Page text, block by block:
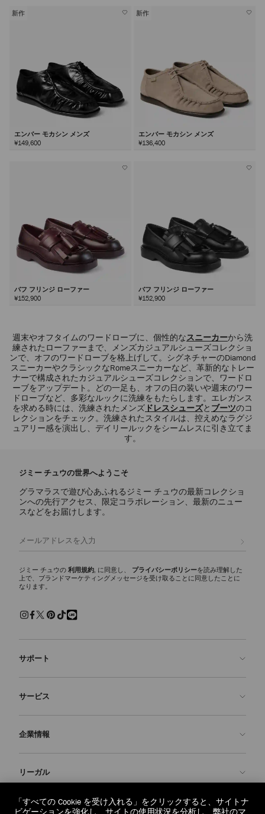
新作
エンバー モカシン メンズ
¥149,600
新作
エンバー モカシン メンズ
¥136,400
バフ フリンジ ローファー
¥152,900
バフ フリンジ ローファー
¥152,900
週末やオフタイムのワードローブに、個性的なスニーカーから洗
練されたローファーまで、メンズカジュアルシューズコレクショ
ンで、オフのワードローブを格上げして。シグネチャーのDiamond
スニーカーやクラシックなRomeスニーカーなど、革新的なトレー
ナーで構成されたカジュアルシューズコレクションで、ワードロ
ーブをアップデート。どの一足も、オフの日の装いや週末のワー
ドローブなど、多彩なルックに洗練をもたらします。エレガンス
を求める時には、洗練されたメンズ ドレスシューズと ブーツのコ
レクションをチェック。洗練されたスタイルは、控えめなラグジ
ュアリー感を演出し、デイリールックをシームレスに引き立てま
す。
ジミー チュウの世界へようこそ
グラマラスで遊び心あふれるジミー チュウの最新コレクショ
ンへの先行アクセス、限定コラボレーション、最新のニュー
スなどをお届けします。
ジミー チュウの 利用規約, に同意し、 プライバシーポリシーを読み理解した
上で、ブランドマーケティングメッセージを受け取ることに同意したことに
なります。
サポート
よくあるご質問
返品を申請
配送
交換・返品
サービス
Made-to-Order
保証
企業情報
ブランドの歴史
JC World
リーガル
プライバシーポリシー
regionselector.country. (€)
「すべての Cookie を受け入れる」をクリックすると、サイトナ
ビゲーションを強化し、サイトの使用状況を分析し、弊社のマ